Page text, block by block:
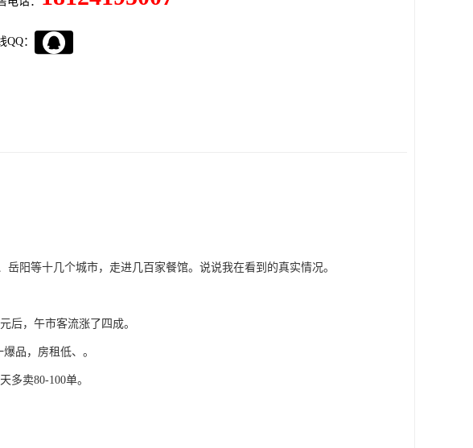
QQ：
阳等十几个城市，走进几百家餐馆。说说我在看到的真实情况。
后，午市客流涨了四成。
品，房租低、。
多卖80-100单。